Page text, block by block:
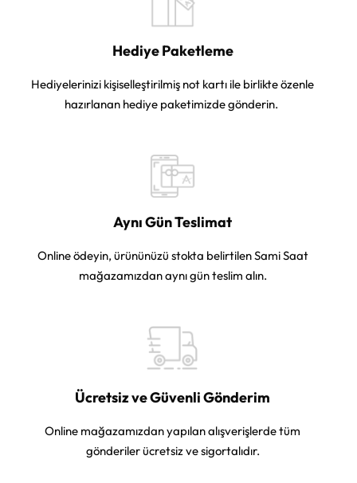
Hediye Paketleme
Hediyelerinizi kişiselleştirilmiş not kartı ile birlikte özenle
hazırlanan hediye paketimizde gönderin.
Aynı Gün Teslimat
Online ödeyin, ürününüzü stokta belirtilen Sami Saat
mağazamızdan aynı gün teslim alın.
Ücretsiz ve Güvenli Gönderim
Online mağazamızdan yapılan alışverişlerde tüm
gönderiler ücretsiz ve sigortalıdır.